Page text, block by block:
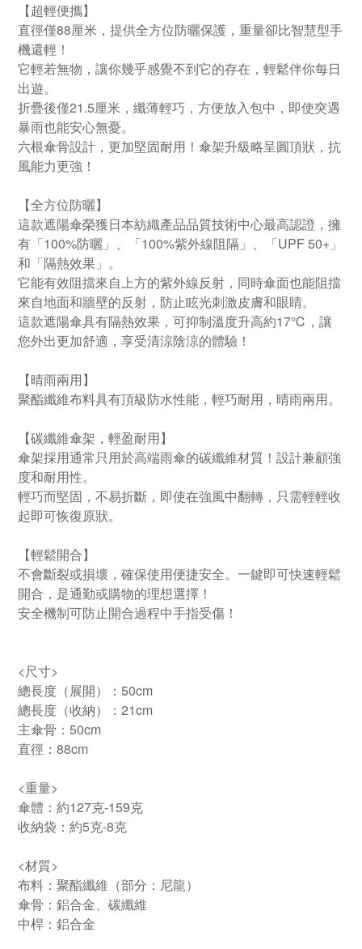
【超輕便攜】
直徑僅88厘米，提供全方位防曬保護，重量卻比智慧型手
機還輕！
它輕若無物，讓你幾乎感覺不到它的存在，輕鬆伴你每日
出遊。
折疊後僅21.5厘米，纖薄輕巧，方便放入包中，即使突遇
暴雨也能安心無憂。
六根傘骨設計，更加堅固耐用！傘架升級略呈圓頂狀，抗
風能力更強！
【全方位防曬】
這款遮陽傘榮獲日本紡織產品品質技術中心最高認證，擁
有「100%防曬」、「100%紫外線阻隔」、「UPF 50+」
和「隔熱效果」。
它能有效阻擋來自上方的紫外線反射，同時傘面也能阻擋
來自地面和牆壁的反射，防止眩光刺激皮膚和眼睛。
這款遮陽傘具有隔熱效果，可抑制溫度升高約17℃，讓
您外出更加舒適，享受清涼陰涼的體​​驗！
【晴雨兩用】
聚酯纖維布料具有頂級防水性能，輕巧耐用，晴雨兩用。
【碳纖維傘架，輕盈耐用】
傘架採用通常只用於高端雨傘的碳纖維材質！設計兼顧強
度和耐用性。
輕巧而堅固，不易折斷，即使在強風中翻轉，只需輕輕收
起即可恢復原狀。
【輕鬆開合】
不會斷裂或損壞，確保使用便捷安全。一鍵即可快速輕鬆
開合，是通勤或購物的理想選擇！
安全機制可防止開合過程中手指受傷！
<尺寸>
總長度（展開）：50cm
總長度（收納）：21cm
主傘骨：50cm
直徑：88cm
<重量>
傘體：約127克-159克
收納袋：約5克-8克
<材質>
布料：聚酯纖維（部分：尼龍）
傘骨：鋁合金、碳纖維
中桿：鋁合金